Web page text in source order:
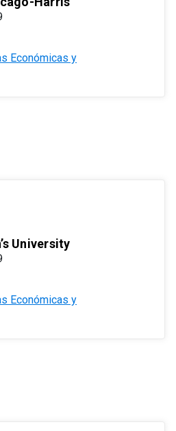
Económicas y
University
Económicas y